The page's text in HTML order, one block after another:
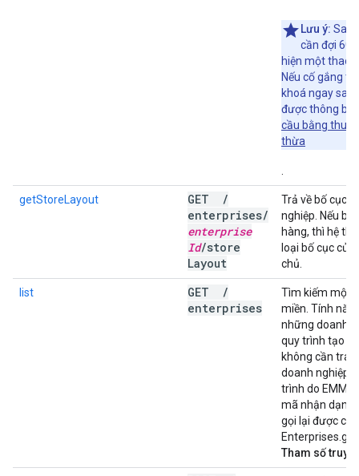
Lưu ý: Sau
cần đợi 60
hiện một thao
Nếu cố gắng
khoá ngay sau
được thông
cầu bằng
thừa
getStoreLayout GET
/
enterprises/
enterprise
Id/store
Layout
Trả về bố cục
nghiệp. Nếu
hàng, thì hệ
loại bố cục
chủ.
list GET
/
enterprises
Tìm kiếm một
miền. Tính
những doanh
quy trình tạo
không cần tra
doanh nghiệp
trình do EMM
mã nhận dạng
gọi lại được chỉ
Tham số truy